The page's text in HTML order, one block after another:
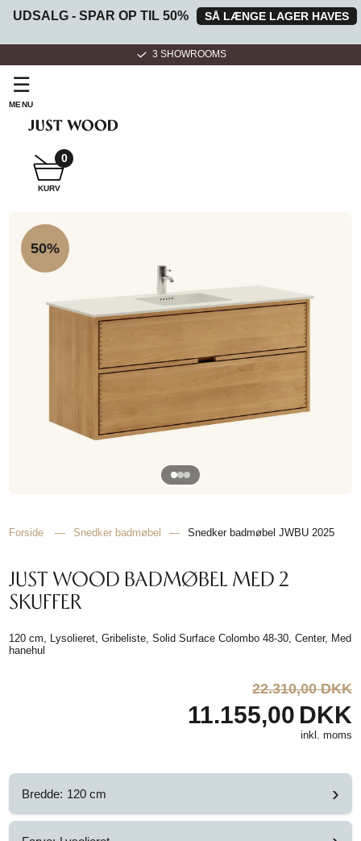
UDSALG - SPAR OP TIL 50% SÅ LÆNGE LAGER HAVES
3 SHOWROOMS
☰
MENU
SNEDKER
BADMØBEL
SNEDKERKØKKEN
HJEMMET
KURV
0
50%
Forside — Snedker badmøbel — Snedker badmøbel JWBU 2025
JUST WOOD BADMØBEL MED 2
SKUFFER
120 cm, Lysolieret, Gribeliste, Solid Surface Colombo 48-30, Center, Med
hanehul
22.310,00 DKK
11.155,00 DKK
inkl. moms
Bredde: 120 cm ›